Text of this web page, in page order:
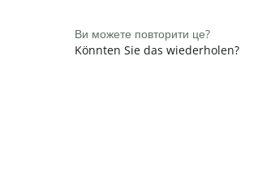
Ви можете повторити це?
Könnten Sie das wiederholen?